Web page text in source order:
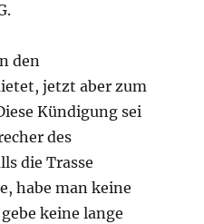
den
jetzt aber zum
Kündigung sei
des
die Trasse
habe man keine
keine lange